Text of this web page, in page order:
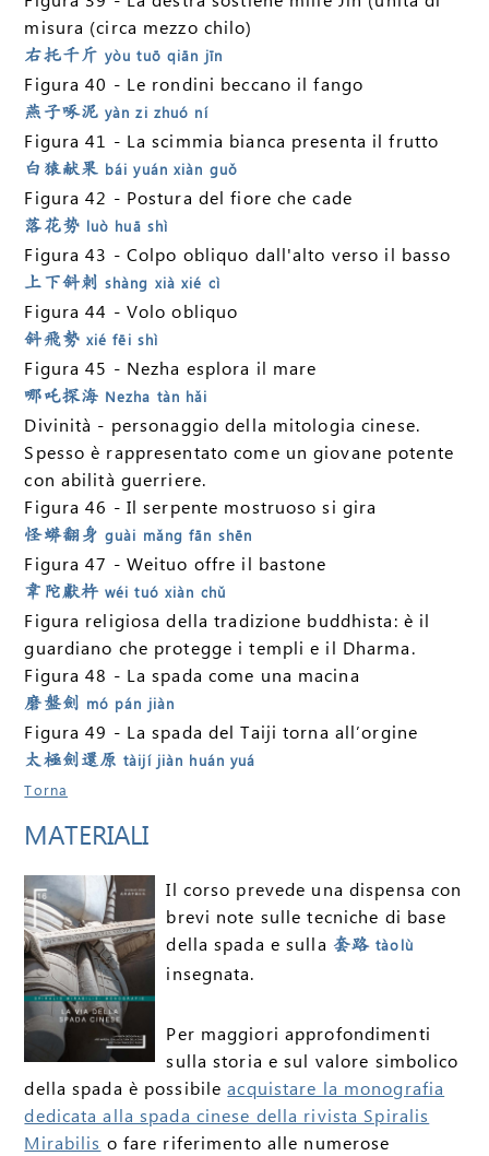
misura (circa mezzo chilo)
右托千斤 yòu tuō qiān jīn
Figura 40 - Le rondini beccano il fango
燕子啄泥 yàn zi zhuó ní
Figura 41 - La scimmia bianca presenta il frutto
白猿献果 bái yuán xiàn guǒ
Figura 42 - Postura del fiore che cade
落花势 luò huā shì
Figura 43 - Colpo obliquo dall'alto verso il basso
上下斜刺 shàng xià xié cì
Figura 44 - Volo obliquo
斜飛勢 xié fēi shì
Figura 45 - Nezha esplora il mare
哪吒探海 Nezha tàn hǎi
Divinità - personaggio della mitologia cinese.
Spesso è rappresentato come un giovane potente
con abilità guerriere.
Figura 46 - Il serpente mostruoso si gira
怪蟒翻身 guài mǎng fān shēn
Figura 47 - Weituo offre il bastone
韋陀獻杵 wéi tuó xiàn chǔ
Figura religiosa della tradizione buddhista: è il
guardiano che protegge i templi e il Dharma.
Figura 48 - La spada come una macina
磨盤劍 mó pán jiàn
Figura 49 - La spada del Taiji torna all’orgine
太極劍還原 tàijí jiàn huán yuá
Torna
MATERIALI
Il corso prevede una dispensa con
brevi note sulle tecniche di base
della spada e sulla 套路 tàolù
insegnata.
Per maggiori approfondimenti
sulla storia e sul valore simbolico
della spada è possibileacquistare la monografia
dedicata alla spada cinese della rivista Spiralis
Mirabilis o fare riferimento alle numerose